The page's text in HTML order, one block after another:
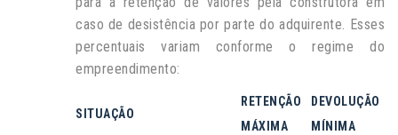
caso de desistência por parte do adquirente. Esses
percentuais variam conforme o regime do
empreendimento:
SITUAÇÃO
RETENÇÃO
MÁXIMA
DEVOLUÇÃO
MÍNIMA